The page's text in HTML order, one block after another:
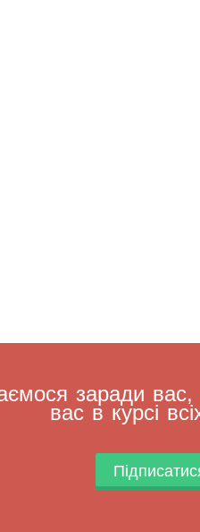
заради вас,
вас в курсі